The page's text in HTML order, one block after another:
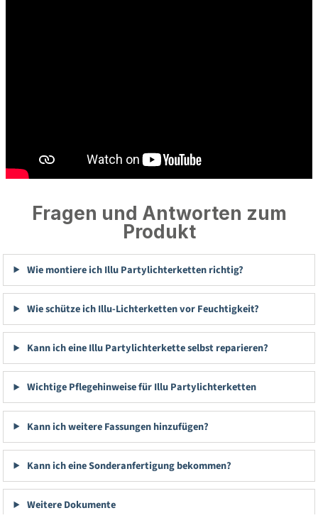
Fragen und Antworten zum
Produkt
Wie montiere ich Illu Partylichterketten richtig?
Wie schütze ich Illu-Lichterketten vor Feuchtigkeit?
Kann ich eine Illu Partylichterkette selbst reparieren?
Wichtige Pflegehinweise für Illu Partylichterketten
Kann ich weitere Fassungen hinzufügen?
Kann ich eine Sonderanfertigung bekommen?
Weitere Dokumente